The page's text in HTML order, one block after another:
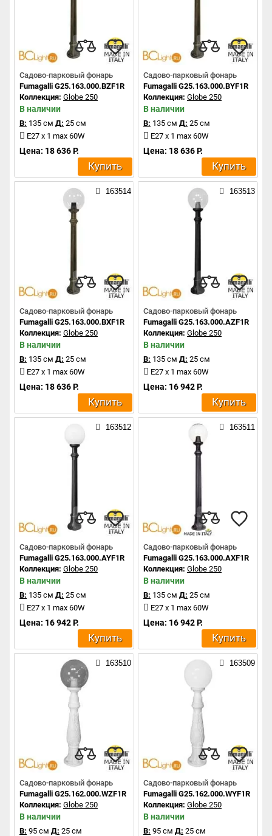
Садово-парковый фонарь
Fumagalli G25.163.000.BZF1R
Коллекция: Globe 250
В наличии
В: 135 см Д: 25 см
E27 x 1 max 60W
Цена: 18 636 Р.
Купить
Садово-парковый фонарь
Fumagalli G25.163.000.BYF1R
Коллекция: Globe 250
В наличии
В: 135 см Д: 25 см
E27 x 1 max 60W
Цена: 18 636 Р.
Купить
163514
Садово-парковый фонарь
Fumagalli G25.163.000.BXF1R
Коллекция: Globe 250
В наличии
В: 135 см Д: 25 см
E27 x 1 max 60W
Цена: 18 636 Р.
Купить
163513
Садово-парковый фонарь
Fumagalli G25.163.000.AZF1R
Коллекция: Globe 250
В наличии
В: 135 см Д: 25 см
E27 x 1 max 60W
Цена: 16 942 Р.
Купить
163512
Садово-парковый фонарь
Fumagalli G25.163.000.AYF1R
Коллекция: Globe 250
В наличии
В: 135 см Д: 25 см
E27 x 1 max 60W
Цена: 16 942 Р.
Купить
163511
Садово-парковый фонарь
Fumagalli G25.163.000.AXF1R
Коллекция: Globe 250
В наличии
В: 135 см Д: 25 см
E27 x 1 max 60W
Цена: 16 942 Р.
Купить
163510
Садово-парковый фонарь
Fumagalli G25.162.000.WZF1R
Коллекция: Globe 250
В наличии
В: 95 см Д: 25 см
163509
Садово-парковый фонарь
Fumagalli G25.162.000.WYF1R
Коллекция: Globe 250
В наличии
В: 95 см Д: 25 см